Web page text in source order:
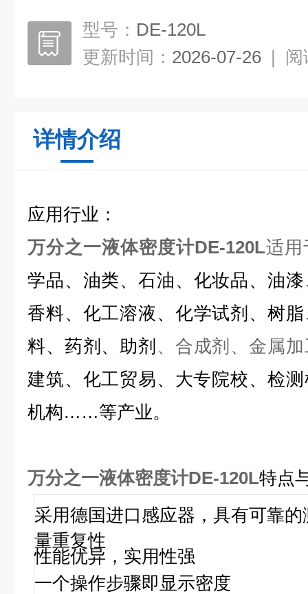
型号： DE-120L
更新时间： 2026-07-26 | 阅
详情介绍
应用行业 ：
万分之一液体密度计DE-120L适用
学品、油类、石油、化妆品、油
香料、化工溶液、 化学试剂、 树
料、药剂、助剂 、合成剂、金属
建筑、化工贸易、大专院校、检
机构……等产业。
万分之一液体密度计DE-120L特点
采用德国进口感应器，具有可靠的
量重复性
性能优异， 实用性强
一个操作步骤即显示密度